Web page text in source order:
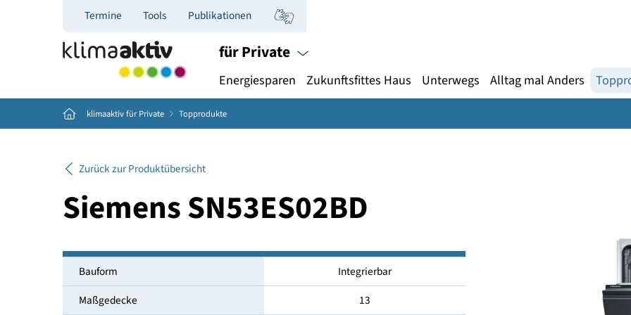
Termine Tools Publikationen
für Private
Energiesparen Zukunftsfittes Haus Unterwegs Alltag mal
Home klimaaktiv für Private Topprodukte
Siemens SN53ES02BD
Bauform